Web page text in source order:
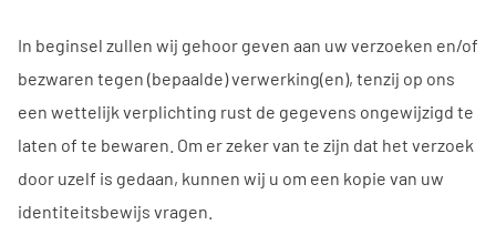
In beginsel zullen wij gehoor geven aan uw verzoeken en/of
bezwaren tegen (bepaalde) verwerking(en), tenzij op ons
een wettelijk verplichting rust de gegevens ongewijzigd te
laten of te bewaren. Om er zeker van te zijn dat het verzoek
door uzelf is gedaan, kunnen wij u om een kopie van uw
identiteitsbewijs vragen.